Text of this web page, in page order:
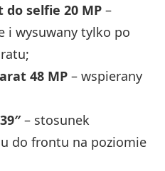
selfie 20 MP –
i wysuwany tylko po
48 MP – wspierany
– stosunek
do frontu na poziomie